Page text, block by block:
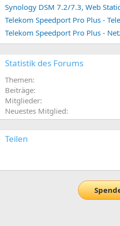
Telekom Speedport Pro Plus -
Telekom Speedport Pro Plus -
Statistik des Forums
Themen
Beiträge
Mitglieder
Neuestes Mitglied
Teilen